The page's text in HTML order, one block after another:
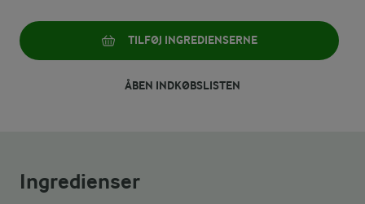
TILFØJ INGREDIENSERNE
ÅBEN INDKØBSLISTEN
Ingredienser